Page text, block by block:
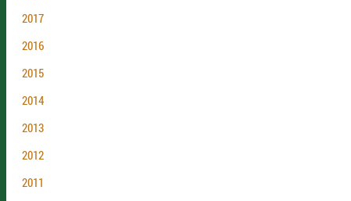
2017
2016
2015
2014
2013
2012
2011